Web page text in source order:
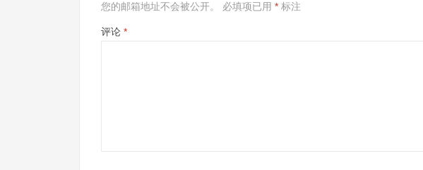
您的邮箱地址不会被公开。 必填项已用 * 标注
评论 *